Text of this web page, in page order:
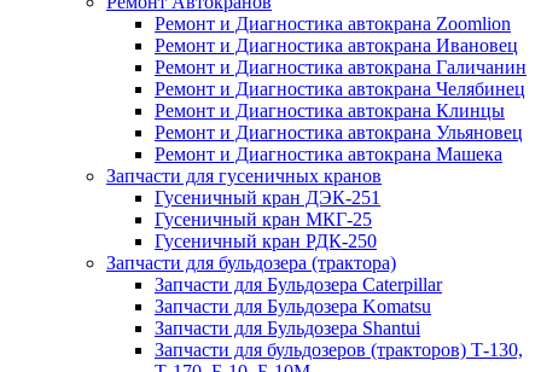
Ремонт и Диагностика автокрана Zoomlion
Ремонт и Диагностика автокрана Ивановец
Ремонт и Диагностика автокрана Галичанин
Ремонт и Диагностика автокрана Челябинец
Ремонт и Диагностика автокрана Клинцы
Ремонт и Диагностика автокрана Ульяновец
Ремонт и Диагностика автокрана Машека
Запчасти для гусеничных кранов
Гусеничный кран ДЭК-251
Гусеничный кран МКГ-25
Гусеничный кран РДК-250
Запчасти для бульдозера (трактора)
Запчасти для Бульдозера Caterpillar
Запчасти для Бульдозера Komatsu
Запчасти для Бульдозера Shantui
Запчасти для бульдозеров (тракторов) Т-130,